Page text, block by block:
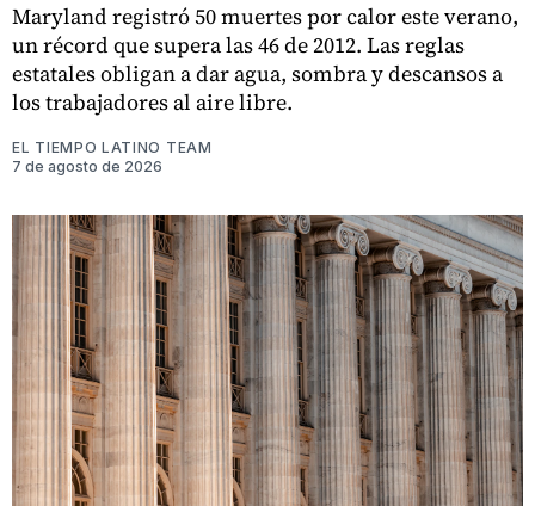
Maryland registró 50 muertes por calor este verano,
un récord que supera las 46 de 2012. Las reglas
estatales obligan a dar agua, sombra y descansos a
los trabajadores al aire libre.
EL TIEMPO LATINO TEAM
7 de agosto de 2026